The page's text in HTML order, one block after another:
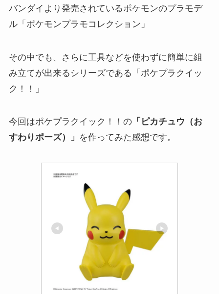
バンダイより発売されているポケモンのプラモデ
ル「ポケモンプラモコレクション」
その中でも、さらに工具などを使わずに簡単に組
み立てが出来るシリーズである「ポケプラクイッ
ク！！」
今回はポケプラクイック！！の「ピカチュウ（お
すわりポーズ）」 を作ってみた感想です。